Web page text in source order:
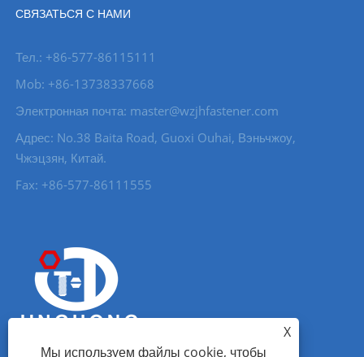
СВЯЗАТЬСЯ С НАМИ
Тел.: +86-577-86115111
Mob: +86-13738337668
Электронная почта: master@wzjhfastener.com
Адрес: No.38 Baita Road, Guoxi Ouhai, Вэньчжоу,
Чжэцзян, Китай.
Fax: +86-577-86111555
X
Мы используем файлы cookie, чтобы